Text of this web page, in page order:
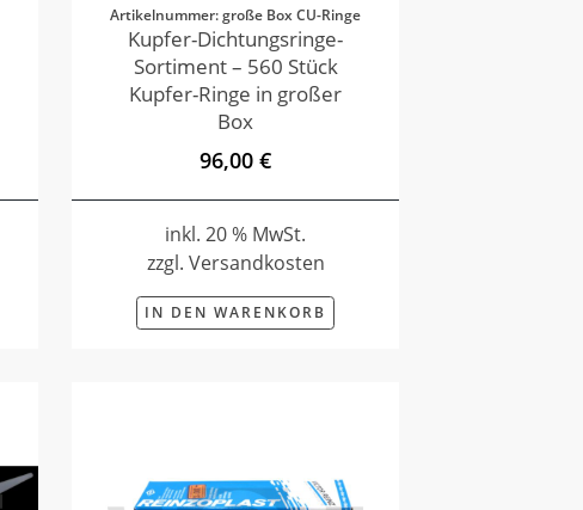
Artikelnummer: große Box CU-Ringe
Kupfer-Dichtungsringe-
Sortiment – 560 Stück
Kupfer-Ringe in großer
Box
96,00 €
inkl. 20 % MwSt.
zzgl. Versandkosten
IN DEN WARENKORB